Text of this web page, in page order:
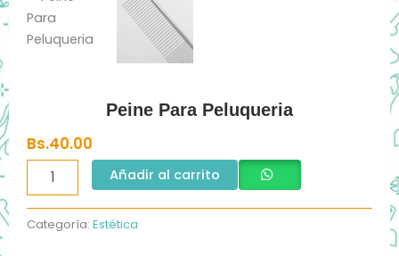
Peine Para Peluqueria
Bs.40.00
Peine
Para
cantidad
Añadir al carrito
Categoría: Estética